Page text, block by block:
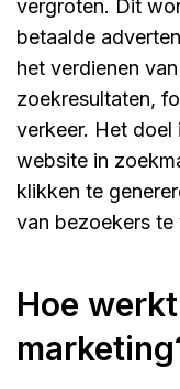
vergroten. Dit
betaalde
het verdienen
zoekresultaten,
verkeer. Het doel
website in
klikken te
van bezoekers te
hoe werkt zoekmachine